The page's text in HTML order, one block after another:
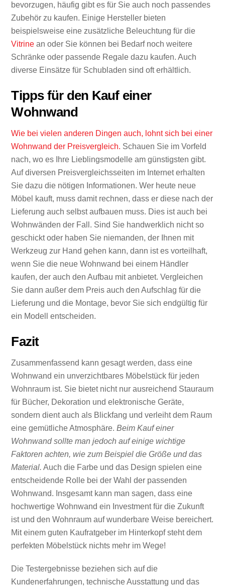
bevorzugen, häufig gibt es für Sie auch noch passendes
Zubehör zu kaufen. Einige Hersteller bieten
beispielsweise eine zusätzliche Beleuchtung für die
Vitrine an oder Sie können bei Bedarf noch weitere
Schränke oder passende Regale dazu kaufen. Auch
diverse Einsätze für Schubladen sind oft erhältlich.
Tipps für den Kauf einer
Wohnwand
Wie bei vielen anderen Dingen auch, lohnt sich bei einer
Wohnwand der Preisvergleich. Schauen Sie im Vorfeld
nach, wo es Ihre Lieblingsmodelle am günstigsten gibt.
Auf diversen Preisvergleichsseiten im Internet erhalten
Sie dazu die nötigen Informationen. Wer heute neue
Möbel kauft, muss damit rechnen, dass er diese nach der
Lieferung auch selbst aufbauen muss. Dies ist auch bei
Wohnwänden der Fall. Sind Sie handwerklich nicht so
geschickt oder haben Sie niemanden, der Ihnen mit
Werkzeug zur Hand gehen kann, dann ist es vorteilhaft,
wenn Sie die neue Wohnwand bei einem Händler
kaufen, der auch den Aufbau mit anbietet. Vergleichen
Sie dann außer dem Preis auch den Aufschlag für die
Lieferung und die Montage, bevor Sie sich endgültig für
ein Modell entscheiden.
Fazit
Zusammenfassend kann gesagt werden, dass eine
Wohnwand ein unverzichtbares Möbelstück für jeden
Wohnraum ist. Sie bietet nicht nur ausreichend Stauraum
für Bücher, Dekoration und elektronische Geräte,
sondern dient auch als Blickfang und verleiht dem Raum
eine gemütliche Atmosphäre.Beim Kauf einer
Wohnwand sollte man jedoch auf einige wichtige
Faktoren achten, wie zum Beispiel die Größe und das
Material. Auch die Farbe und das Design spielen eine
entscheidende Rolle bei der Wahl der passenden
Wohnwand. Insgesamt kann man sagen, dass eine
hochwertige Wohnwand ein Investment für die Zukunft
ist und den Wohnraum auf wunderbare Weise bereichert.
Mit einem guten Kaufratgeber im Hinterkopf steht dem
perfekten Möbelstück nichts mehr im Wege!
Die Testergebnisse beziehen sich auf die
Kundenerfahrungen, technische Ausstattung und das